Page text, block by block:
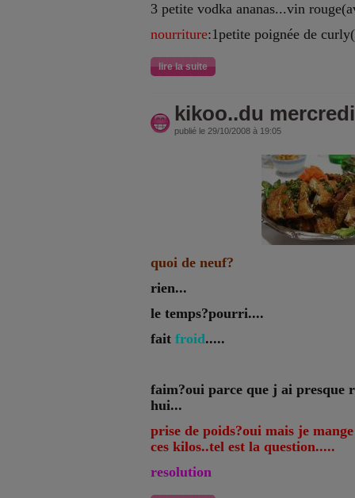
3 petite vodka ananas...vin
nourriture:1petite poignée de
lire la suite
kikoo..du mercredi
publié le 29/10/2008 à 19:05
quoi de neuf?
rien...
le temps?pourri....
fait froid.....
faim?oui parce que j ai presque
hui...
prise de poids?oui mais je
ces kilos..tel est la question.....
resolution